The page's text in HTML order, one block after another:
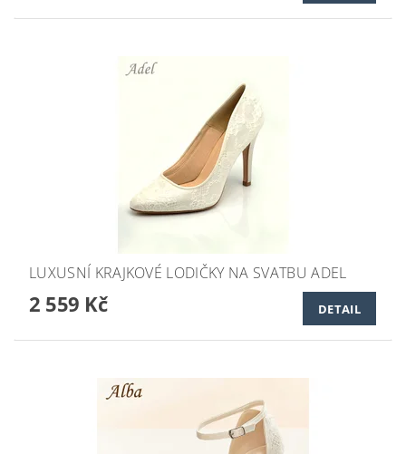
LUXUSNÍ KRAJKOVÉ LODIČKY NA SVATBU ADEL
2 559 Kč DETAIL